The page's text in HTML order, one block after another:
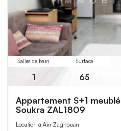
Salles de bain
1
Surface
65
Appartement S+1
Soukra ZAL1809
Location à Ain Zaghouan